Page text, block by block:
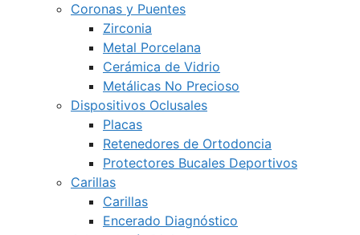
Coronas y Puentes
Zirconia
Metal Porcelana
Cerámica de Vidrio
Metálicas No Precioso
Dispositivos Oclusales
Placas
Retenedores de Ortodoncia
Protectores Bucales Deportivos
Carillas
Carillas
Encerado Diagnóstico